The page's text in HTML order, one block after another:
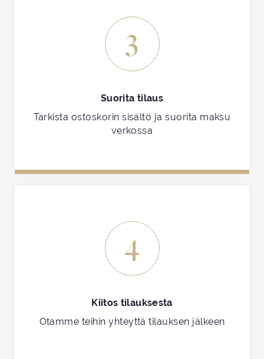
3
Suorita tilaus
Tarkista ostoskorin sisältö ja suorita maksu
verkossa
4
Kiitos tilauksesta
Otamme teihin yhteyttä tilauksen jälkeen